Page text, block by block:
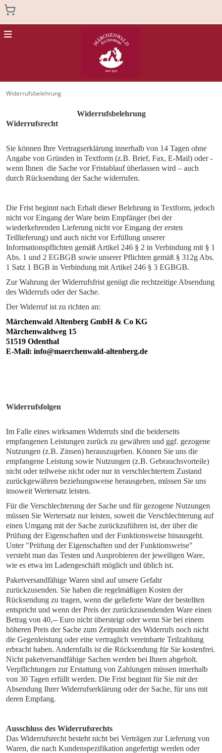
Menu
Zurück zur Hauptseite
Widerrufsbelehrung
Widerrufsbelehrung
Widerrufsrecht
Sie können Ihre Vertragserklärung innerhalb von 14 Tagen ohne
Angabe von Gründen in Textform (z.B. Brief, Fax, E-Mail) oder -
wenn Ihnen die Sache vor Fristablauf überlassen wird – auch
durch Rücksendung der Sache widerrufen.
Die Frist beginnt nach Erhalt dieser Belehrung in Textform, jedoch
nicht vor Eingang der Ware beim Empfänger (bei der
wiederkehrenden Lieferung nicht vor Eingang der ersten
Teillieferung) und auch nicht vor Erfüllung unserer
Informationspflichten gemäß Artikel 246 § 2 in Verbindung mit § 1
Abs. 1 und 2 EGBGB sowie unserer Pflichten gemäß § 312g Abs.
1 Satz 1 BGB in Verbindung mit Artikel 246 § 3 EGBGB.
Zur Wahrung der Widerrufsfrist genügt die rechtzeitige Absendung
des Widerrufs oder der Sache.
Der Widerruf ist zu richten an:
Märchenwald Altenberg GmbH & Co KG
Märchenwaldweg 15
51519 Odenthal
E-Mail: info@maerchenwald-altenberg.de
Widerrufsfolgen
Im Falle eines wirksamen Widerrufs sind die beiderseits
empfangenen Leistungen zurück zu gewähren und ggf. gezogene
Nutzungen (z.B. Zinsen) herauszugeben. Können Sie uns die
empfangene Leistung sowie Nutzungen (z.B. Gebrauchsvorteile)
nicht oder teilweise nicht oder nur in verschlechtertem Zustand
zurückgewähren beziehungsweise herausgeben, müssen Sie uns
insoweit Wertersatz leisten.
Für die Verschlechterung der Sache und für gezogene Nutzungen
müssen Sie Wertersatz nur leisten, soweit die Verschlechterung auf
einen Umgang mit der Sache zurückzuführen ist, der über die
Prüfung der Eigenschaften und der Funktionsweise hinausgeht.
Unter "Prüfung der Eigenschaften und der Funktionsweise"
versteht man das Testen und Ausprobieren der jeweiligen Ware,
wie es etwa im Ladengeschäft möglich und üblich ist.
Paketversandfähige Waren sind auf unsere Gefahr
zurückzusenden. Sie haben die regelmäßigen Kosten der
Rücksendung zu tragen, wenn die gelieferte Ware der bestellten
entspricht und wenn der Preis der zurückzusendenden Ware einen
Betrag von 40,-- Euro nicht übersteigt oder wenn Sie bei einem
höheren Preis der Sache zum Zeitpunkt des Widerrufs noch nicht
die Gegenleistung oder eine vertraglich vereinbarte Teilzahlung
erbracht haben. Andernfalls ist die Rücksendung für Sie kostenfrei.
Nicht paketversandfähige Sachen werden bei Ihnen abgeholt.
Verpflichtungen zur Erstattung von Zahlungen müssen innerhalb
von 30 Tagen erfüllt werden. Die Frist beginnt für Sie mit der
Absendung Ihrer Widerrufserklärung oder der Sache, für uns mit
deren Empfang.
Ausschluss des Widerrufsrechts
Das Widerrufsrecht besteht nicht bei Verträgen zur Lieferung von
Waren, die nach Kundenspezifikation angefertigt werden oder